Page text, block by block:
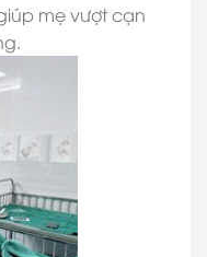
mẹ vượt cạn